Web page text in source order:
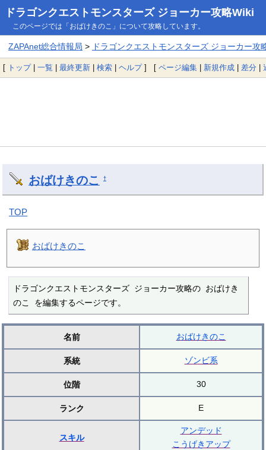
ドラゴンクエストモンスターズ ジョーカー攻略Wiki
このページでは「おばけきのこ」について攻略しています。
ZAPAnet総合情報局 > ドラゴンクエストモンスターズ ジョーカー攻
[ トップ| 一覧 | 最終更新 | 検索 | ヘルプ] [ ページ編集 | 新規作成 | 差分 |
おばけきのこ †
TOP
おばけきのこ
ドラゴンクエストモンスターズ ジョーカー攻略の おばけき
のこ を編集するページです。
名前 おばけきのこ
系統 ゾンビ系
位階 30
ランク E
スキル
アンデッド
こうげきアップ